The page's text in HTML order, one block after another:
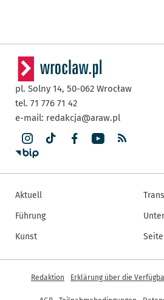
pl. Solny 14, 50-062 Wrocław
tel. 71 776 71 42
e-mail: redakcja@araw.pl
Aktuell
Führung
Kunst
Andere Informationen
Redaktion Erklärung über die